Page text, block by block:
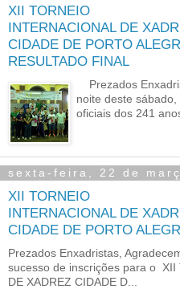
XII TORNEIO
INTERNACIONAL DE
CIDADE DE PORTO
RESULTADO FINAL
Prezados
noite deste
oficiais dos 241
sexta-feira, 22 de
XII TORNEIO
INTERNACIONAL DE
CIDADE DE PORTO
Prezados Enxadristas,
sucesso de inscrições para o XII
DE XADREZ CIDADE D...